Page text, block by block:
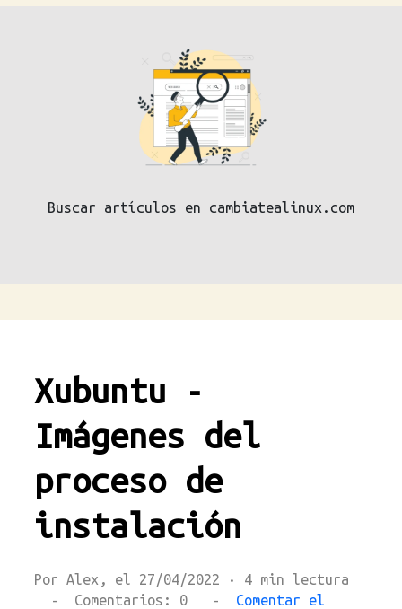
Buscar artículos en cambiatealinux.com
Xubuntu -
Imágenes del
proceso de
instalación
Por Alex, el 27/04/2022 · 4 min lectura
- Comentarios: 0 - Comentar el